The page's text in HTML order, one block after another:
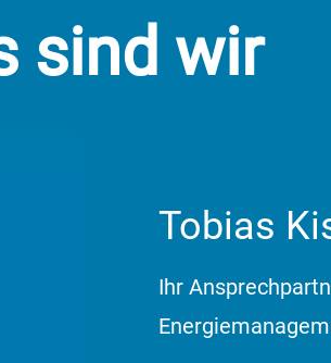
sind wir
Tobias
Ihr